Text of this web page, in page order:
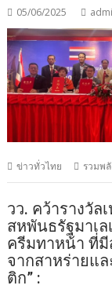
05/06/2025
ข่าวทั่วไทย รวมพ
วว. คว้ารางวัล
สหพันธรัฐมาเ
ครีมทาหน้า ที่
จากสาหร่ายแ
ติก” :